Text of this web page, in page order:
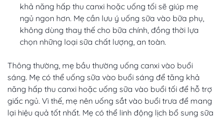
khả năng hấp thu canxi hoặc uống tối sẽ giúp mẹ
ngủ ngon hơn. Mẹ cần lưu ý uống sữa vào bữa phụ,
không dùng thay thế cho bữa chính, đồng thời lựa
chọn những loại sữa chất lượng, an toàn.
Thông thường, mẹ bầu thường uống canxi vào buổi
sáng. Mẹ có thể uống sữa vào buổi sáng để tăng khả
năng hấp thu canxi hoặc uống sữa vào buổi tối để hỗ trợ
giấc ngủ. Vì thế, mẹ nên uống sắt vào buổi trưa để mang
lại hiệu quả tốt nhất. Mẹ có thể linh động lịch bổ sung sữa